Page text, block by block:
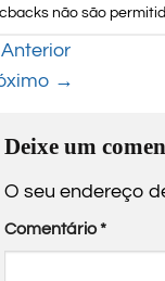
não são
Anterior
→
Deixe um
O seu endereço
Comentário*